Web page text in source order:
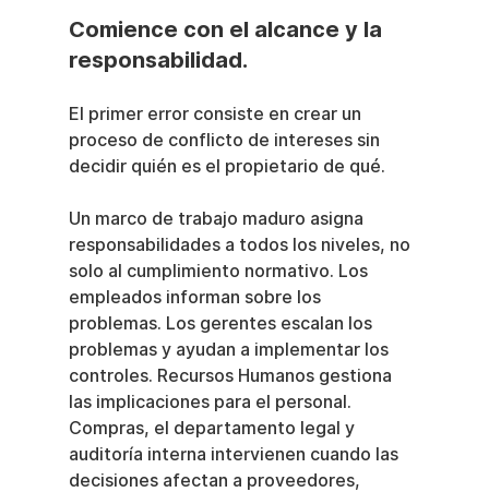
Comience con el alcance y la
responsabilidad.
El primer error consiste en crear un
proceso de conflicto de intereses sin
decidir quién es el propietario de qué.
Un marco de trabajo maduro asigna
responsabilidades a todos los niveles, no
solo al cumplimiento normativo. Los
empleados informan sobre los
problemas. Los gerentes escalan los
problemas y ayudan a implementar los
controles. Recursos Humanos gestiona
las implicaciones para el personal.
Compras, el departamento legal y
auditoría interna intervienen cuando las
decisiones afectan a proveedores,